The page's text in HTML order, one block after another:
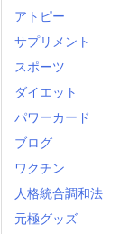
アトピー
サプリメント
スポーツ
ダイエット
パワーカード
ブログ
ワクチン
人格統合調和法
元極グッズ